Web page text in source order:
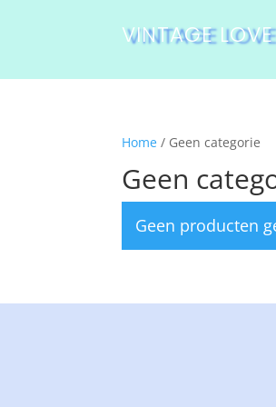
VINTAGE LOVE
Home / Geen categorie
Geen
Geen producten